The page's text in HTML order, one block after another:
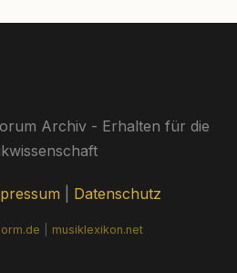
Archiv - Erhalten für die
Datenschutz
musiklexikon.net